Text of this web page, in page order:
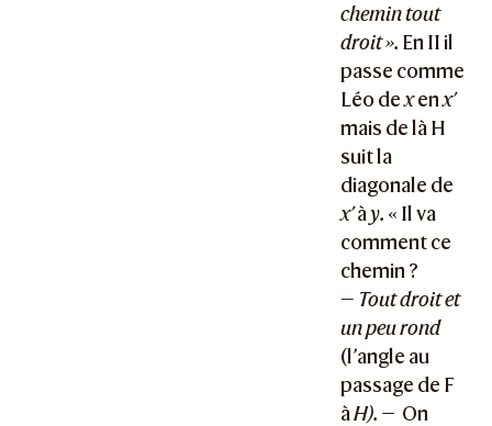
chemin tout
droit ». En II il
passe comme
Léo dexenx’
mais de là H
suit la
diagonale de
x’ày. « Il va
comment ce
chemin ?
— Tout droit et
un peu rond
(l’angle au
passage de F
àH). — On